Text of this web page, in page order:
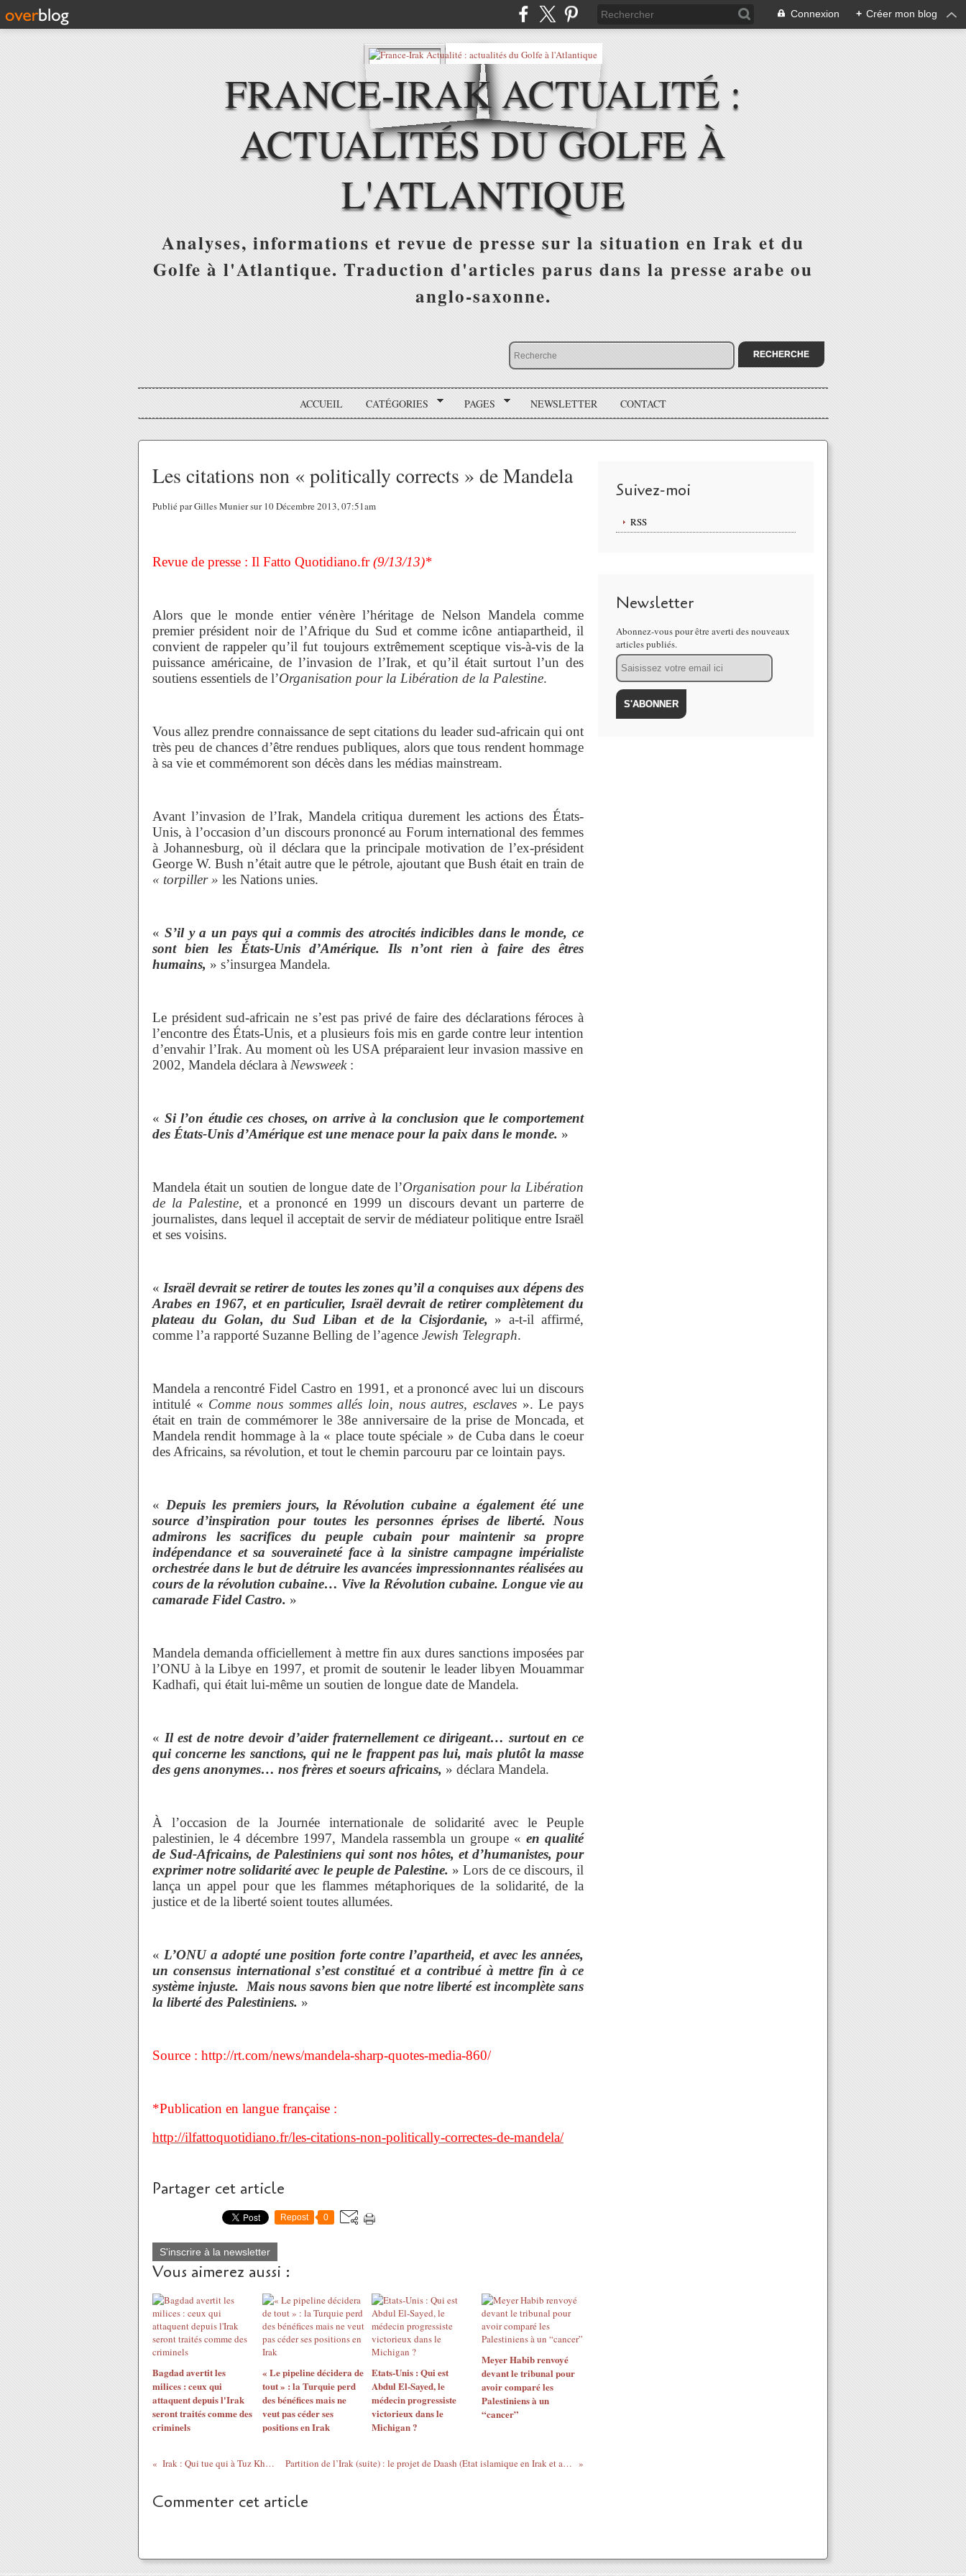
Connexion + Créer mon blog
FRANCE-IRAK ACTUALITÉ :
ACTUALITÉS DU GOLFE À
L'ATLANTIQUE
Analyses, informations et revue de presse sur la situation en Irak et du
Golfe à l'Atlantique. Traduction d'articles parus dans la presse arabe ou
anglo-saxonne.
ACCUEIL CATÉGORIES PAGES NEWSLETTER CONTACT
Les citations non « politically corrects » de Mandela
Publié par Gilles Munier sur 10 Décembre 2013, 07:51am
Revue de presse : Il Fatto Quotidiano.fr(9/13/13)*
Alors que le monde entier vénère l’héritage de Nelson Mandela comme
premier président noir de l’Afrique du Sud et comme icône antiapartheid, il
convient de rappeler qu’il fut toujours extrêmement sceptique vis-à-vis de la
puissance américaine, de l’invasion de l’Irak, et qu’il était surtout l’un des
soutiens essentiels de l’Organisation pour la Libération de la Palestine.
Vous allez prendre connaissance de sept citations du leader sud-africain qui ont
très peu de chances d’être rendues publiques, alors que tous rendent hommage
à sa vie et commémorent son décès dans les médias mainstream.
Avant l’invasion de l’Irak, Mandela critiqua durement les actions des États-
Unis, à l’occasion d’un discours prononcé au Forum international des femmes
à Johannesburg, où il déclara que la principale motivation de l’ex-président
George W. Bush n’était autre que le pétrole, ajoutant que Bush était en train de
« torpiller » les Nations unies.
« S’il y a un pays qui a commis des atrocités indicibles dans le monde, ce
sont bien les États-Unis d’Amérique. Ils n’ont rien à faire des êtres
humains, » s’insurgea Mandela.
Le président sud-africain ne s’est pas privé de faire des déclarations féroces à
l’encontre des États-Unis, et a plusieurs fois mis en garde contre leur intention
d’envahir l’Irak. Au moment où les USA préparaient leur invasion massive en
2002, Mandela déclara à Newsweek:
« Si l’on étudie ces choses, on arrive à la conclusion que le comportement
des États-Unis d’Amérique est une menace pour la paix dans le monde. »
Mandela était un soutien de longue date de l’Organisation pour la Libération
de la Palestine, et a prononcé en 1999 un discours devant un parterre de
journalistes, dans lequel il acceptait de servir de médiateur politique entre Israël
et ses voisins.
« Israël devrait se retirer de toutes les zones qu’il a conquises aux dépens des
Arabes en 1967, et en particulier, Israël devrait de retirer complètement du
plateau du Golan, du Sud Liban et de la Cisjordanie, » a-t-il affirmé,
comme l’a rapporté Suzanne Belling de l’agence Jewish Telegraph.
Mandela a rencontré Fidel Castro en 1991, et a prononcé avec lui un discours
intitulé « Comme nous sommes allés loin, nous autres, esclaves ». Le pays
était en train de commémorer le 38e anniversaire de la prise de Moncada, et
Mandela rendit hommage à la « place toute spéciale » de Cuba dans le coeur
des Africains, sa révolution, et tout le chemin parcouru par ce lointain pays.
« Depuis les premiers jours, la Révolution cubaine a également été une
source d’inspiration pour toutes les personnes éprises de liberté. Nous
admirons les sacrifices du peuple cubain pour maintenir sa propre
indépendance et sa souveraineté face à la sinistre campagne impérialiste
orchestrée dans le but de détruire les avancées impressionnantes réalisées au
cours de la révolution cubaine… Vive la Révolution cubaine. Longue vie au
camarade Fidel Castro. »
Mandela demanda officiellement à mettre fin aux dures sanctions imposées par
l’ONU à la Libye en 1997, et promit de soutenir le leader libyen Mouammar
Kadhafi, qui était lui-même un soutien de longue date de Mandela.
« Il est de notre devoir d’aider fraternellement ce dirigeant… surtout en ce
qui concerne les sanctions, qui ne le frappent pas lui, mais plutôt la masse
des gens anonymes… nos frères et soeurs africains, » déclara Mandela.
À l’occasion de la Journée internationale de solidarité avec le Peuple
palestinien, le 4 décembre 1997, Mandela rassembla un groupe «en qualité
de Sud-Africains, de Palestiniens qui sont nos hôtes, et d’humanistes, pour
exprimer notre solidarité avec le peuple de Palestine. » Lors de ce discours, il
lança un appel pour que les flammes métaphoriques de la solidarité, de la
justice et de la liberté soient toutes allumées.
« L’ONU a adopté une position forte contre l’apartheid, et avec les années,
un consensus international s’est constitué et a contribué à mettre fin à ce
système injuste. Mais nous savons bien que notre liberté est incomplète sans
la liberté des Palestiniens. »
Source : http://rt.com/news/mandela-sharp-quotes-media-860/
*Publication en langue française :
http://ilfattoquotidiano.fr/les-citations-non-politically-correctes-de-mandela/
Partager cet article
Repost 0
S'inscrire à la newsletter
Vous aimerez aussi :
Bagdad avertit les
milices : ceux qui
attaquent depuis l'Irak
seront traités comme des
criminels
« Le pipeline décidera de
tout » : la Turquie perd
des bénéfices mais ne
veut pas céder ses
positions en Irak
Etats-Unis : Qui est
Abdul El-Sayed, le
médecin progressiste
victorieux dans le
Michigan ?
Meyer Habib renvoyé
devant le tribunal pour
avoir comparé les
Palestiniens à un
“cancer”
Irak : Qui tue qui à Tuz Khurmatu ? Partition de l’Irak (suite) : le projet de Daash (Etat islamique en Irak et au Pays de Cham)
Commenter cet article
Suivez-moi
RSS
Newsletter
Abonnez-vous pour être averti des nouveaux
articles publiés.
Email